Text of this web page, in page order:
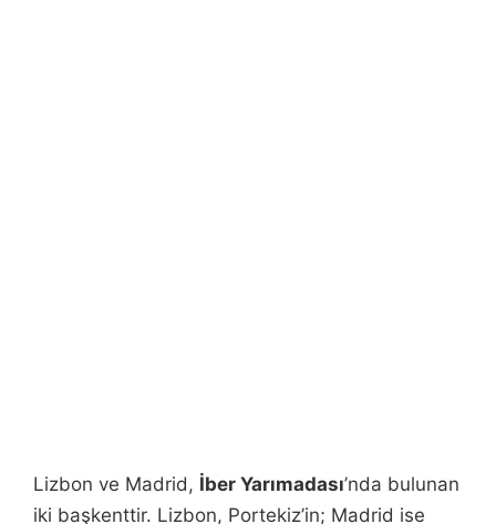
Lizbon ve Madrid, İber Yarımadası’nda bulunan
iki başkenttir. Lizbon, Portekiz’in; Madrid ise